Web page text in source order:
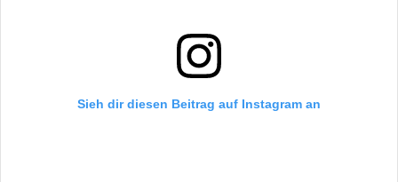
Sieh dir diesen Beitrag auf Instagram an